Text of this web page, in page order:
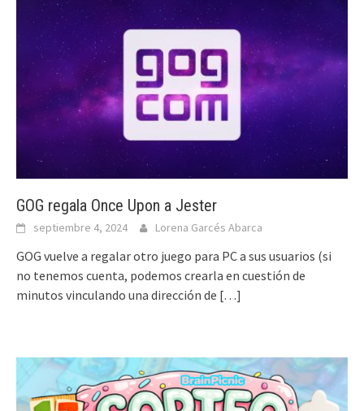
GOG regala Once Upon a Jester
septiembre 4, 2024 Lorena Garcés Abarca
GOG vuelve a regalar otro juego para PC a sus usuarios (si
no tenemos cuenta, podemos crearla en cuestión de
minutos vinculando una dirección de […]